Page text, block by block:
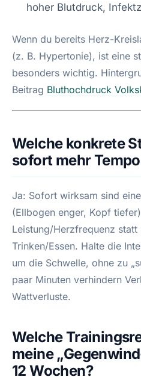
hoher Blutdruck,
Wenn du bereits Herz-
(z. B. Hypertonie), ist eine
besonders wichtig.
Beitrag Bluthochdruck
Welche konkrete
sofort mehr
Ja: Sofort wirksam sind
(Ellbogen enger, Kopf
Leistung/Herzfrequenz
Trinken/Essen. Halte die
um die Schwelle, ohne zu
paar Minuten verhindern
Wattverluste.
Welche
meine
12 Wochen?